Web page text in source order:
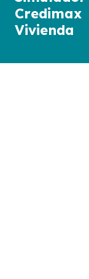
Credimax
Vivienda